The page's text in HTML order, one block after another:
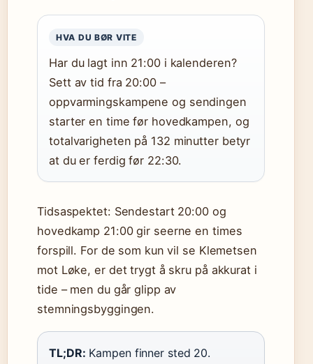
HVA DU BØR VITE
Har du lagt inn 21:00 i kalenderen?
Sett av tid fra 20:00 –
oppvarmingskampene og sendingen
starter en time før hovedkampen, og
totalvarigheten på 132 minutter betyr
at du er ferdig før 22:30.
Tidsaspektet: Sendestart 20:00 og
hovedkamp 21:00 gir seerne en times
forspill. For de som kun vil se Klemetsen
mot Løke, er det trygt å skru på akkurat i
tide – men du går glipp av
stemningsbyggingen.
TL;DR: Kampen finner sted 20.